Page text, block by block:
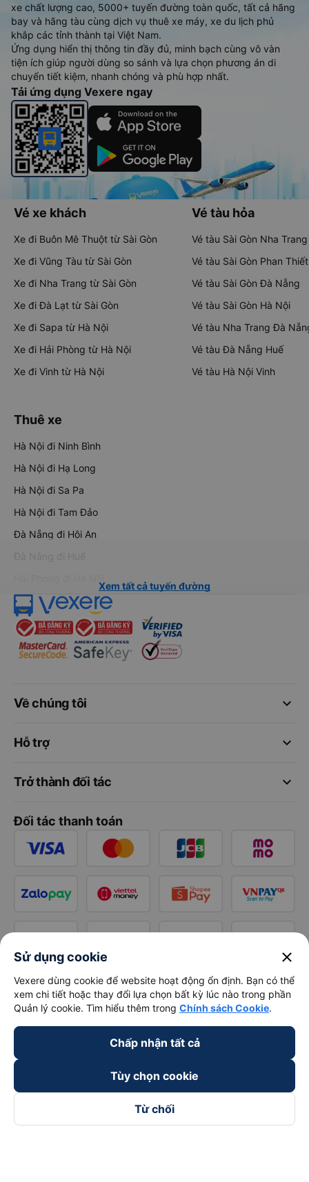
xe chất lượng cao, 5000+ tuyến đường toàn quốc, tất cả hãng
bay và hãng tàu cùng dịch vụ thuê xe máy, xe du lịch phủ
khắp các tỉnh thành tại Việt Nam.
Ứng dụng hiển thị thông tin đầy đủ, minh bạch cùng vô vàn
tiện ích giúp người dùng so sánh và lựa chọn phương án di
chuyển tiết kiệm, nhanh chóng và phù hợp nhất.
Tải ứng dụng Vexere ngay
Vé xe khách
Xe đi Buôn Mê Thuột từ Sài Gòn
Xe đi Vũng Tàu từ Sài Gòn
Xe đi Nha Trang từ Sài Gòn
Xe đi Đà Lạt từ Sài Gòn
Xe đi Sapa từ Hà Nội
Xe đi Hải Phòng từ Hà Nội
Xe đi Vinh từ Hà Nội
Vé tàu hỏa
Vé tàu Sài Gòn Nha Trang
Vé tàu Sài Gòn Phan Thiết
Vé tàu Sài Gòn Đà Nẵng
Vé tàu Sài Gòn Hà Nội
Vé tàu Nha Trang Đà
Vé tàu Đà Nẵng Huế
Vé tàu Hà Nội Vinh
Thuê xe
Hà Nội đi Ninh Bình
Hà Nội đi Hạ Long
Hà Nội đi Sa Pa
Hà Nội đi Tam Đảo
Đà Nẵng đi Hội An
Đà Nẵng đi Huế
Xem tất cả tuyến đường
keyboard_arrow_down
Về chúng tôi
keyboard_arrow_down
Hỗ trợ
keyboard_arrow_down
Trở thành đối tác
Đối tác thanh toán
Sử dụng cookie close
Vexere dùng cookie để website hoạt động ổn định. Bạn có thể
xem chi tiết hoặc thay đổi lựa chọn bất kỳ lúc nào trong phần
Quản lý cookie. Tìm hiểu thêm trong Chính sách Cookie.
Chấp nhận tất cả
Tùy chọn cookie
Từ chối